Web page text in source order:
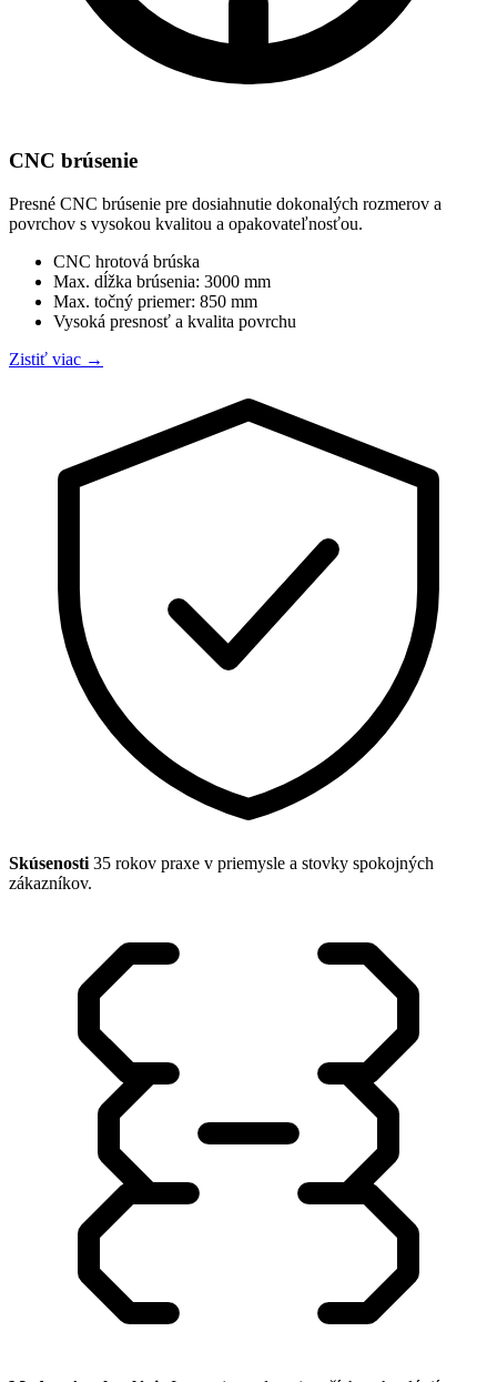
CNC brúsenie
Presné CNC brúsenie pre dosiahnutie dokonalých rozmerov a
povrchov s vysokou kvalitou a opakovateľnosťou.
CNC hrotová brúska
Max. dĺžka brúsenia: 3000 mm
Max. točný priemer: 850 mm
Vysoká presnosť a kvalita povrchu
Zistiť viac →
Skúsenosti 35 rokov praxe v priemysle a stovky spokojných
zákazníkov.